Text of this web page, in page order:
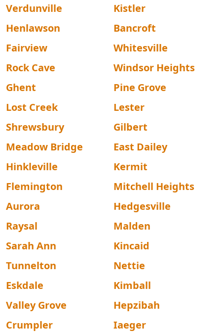
Verdunville
Kistler
Henlawson
Bancroft
Fairview
Whitesville
Rock Cave
Windsor Heights
Ghent
Pine Grove
Lost Creek
Lester
Shrewsbury
Gilbert
Meadow Bridge
East Dailey
Hinkleville
Kermit
Flemington
Mitchell Heights
Aurora
Hedgesville
Raysal
Malden
Sarah Ann
Kincaid
Tunnelton
Nettie
Eskdale
Kimball
Valley Grove
Hepzibah
Crumpler
Iaeger